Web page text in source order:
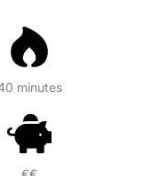
minutes